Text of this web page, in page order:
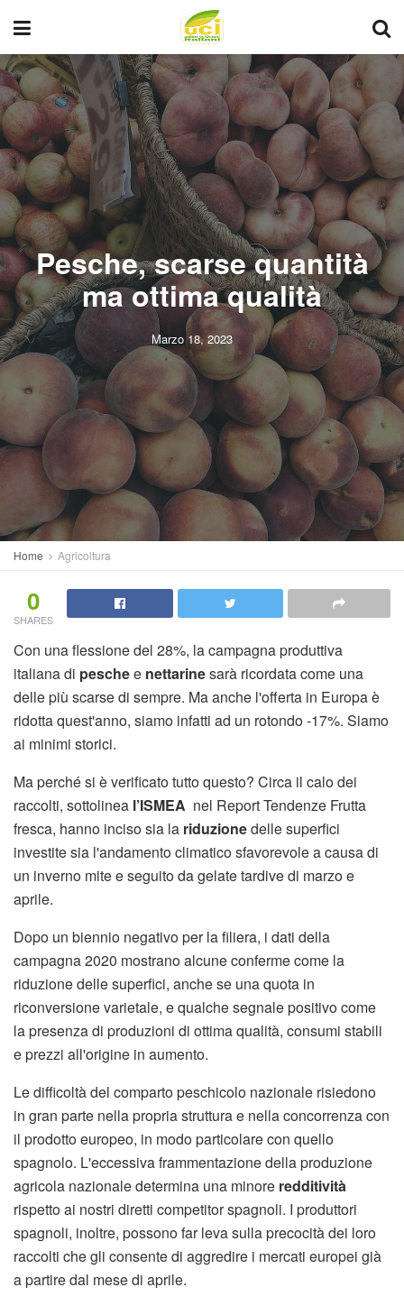
Pesche, scarse quantità
ma ottima qualità
Marzo 18, 2023
Home Agricoltura
0
SHARES
Con una flessione del 28%, la campagna produttiva
italiana di peschee nettarinesarà ricordata come una
delle più scarse di sempre. Ma anche l'offerta in Europa è
ridotta quest'anno, siamo infatti ad un rotondo -17%. Siamo
ai minimi storici.
Ma perché si è verificato tutto questo? Circa il calo dei
raccolti, sottolinea l’ISMEA nel Report Tendenze Frutta
fresca, hanno inciso sia la riduzionedelle superfici
investite sia l'andamento climatico sfavorevole a causa di
un inverno mite e seguito da gelate tardive di marzo e
aprile.
Dopo un biennio negativo per la filiera, i dati della
campagna 2020 mostrano alcune conferme come la
riduzione delle superfici, anche se una quota in
riconversione varietale, e qualche segnale positivo come
la presenza di produzioni di ottima qualità, consumi stabili
e prezzi all'origine in aumento.
Le difficoltà del comparto peschicolo nazionale risiedono
in gran parte nella propria struttura e nella concorrenza con
il prodotto europeo, in modo particolare con quello
spagnolo. L'eccessiva frammentazione della produzione
agricola nazionale determina una minore redditività
rispetto ai nostri diretti competitor spagnoli. I produttori
spagnoli, inoltre, possono far leva sulla precocità dei loro
raccolti che gli consente di aggredire i mercati europei già
a partire dal mese di aprile.